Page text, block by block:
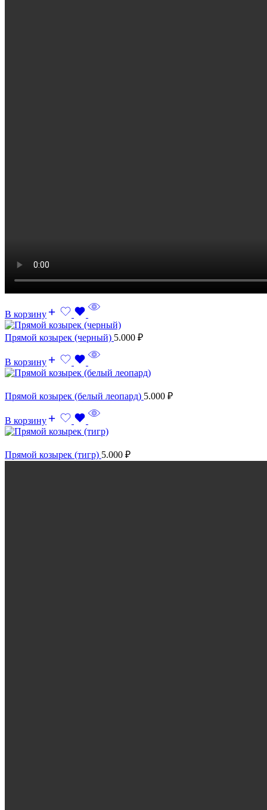
В корзину
Прямой козырек (черный) 5.000 ₽
В корзину
Прямой козырек (белый леопард) 5.000 ₽
В корзину
Прямой козырек (тигр) 5.000 ₽